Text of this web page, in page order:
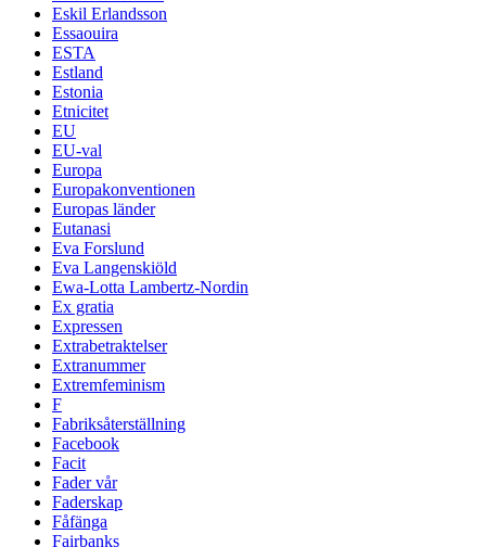
Eskil Erlandsson
Essaouira
ESTA
Estland
Estonia
Etnicitet
EU
EU-val
Europa
Europakonventionen
Europas länder
Eutanasi
Eva Forslund
Eva Langenskiöld
Ewa-Lotta Lambertz-Nordin
Ex gratia
Expressen
Extrabetraktelser
Extranummer
Extremfeminism
F
Fabriksåterställning
Facebook
Facit
Fader vår
Faderskap
Fåfänga
Fairbanks